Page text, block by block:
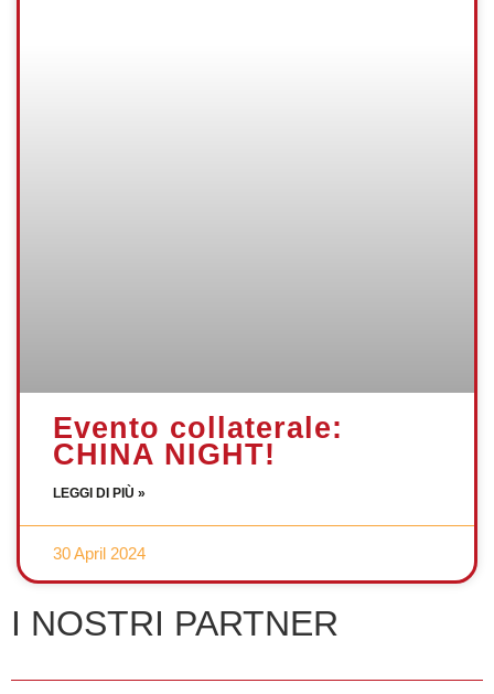
Evento collaterale:
CHINA NIGHT!
LEGGI DI PIÙ »
30 April 2024
I NOSTRI PARTNER